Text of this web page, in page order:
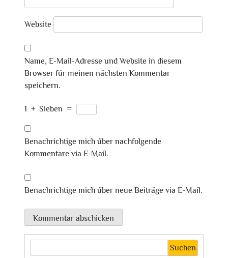
Website
Name, E-Mail-Adresse und Website in diesem
Browser für meinen nächsten Kommentar
speichern.
1 + Sieben =
Benachrichtige mich über nachfolgende
Kommentare via E-Mail.
Benachrichtige mich über neue Beiträge via E-Mail.
Suchen